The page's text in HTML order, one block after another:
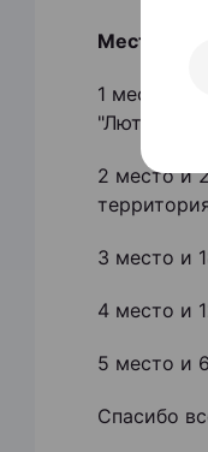
Места
1 место и
"Лютас"!
2 место и
3 место и
4 место и
5 место и
Спасибо